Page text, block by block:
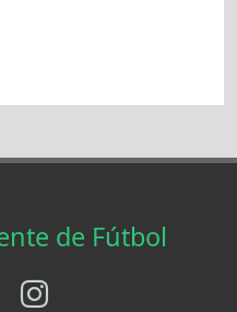
de Fútbol